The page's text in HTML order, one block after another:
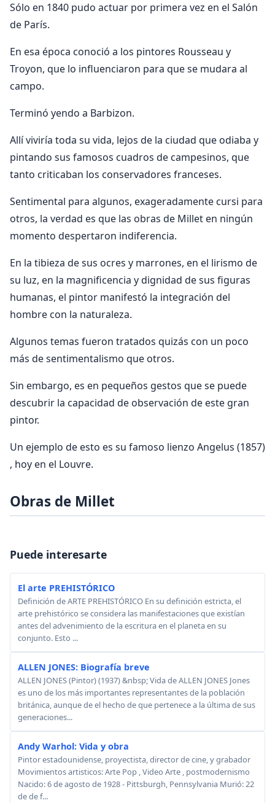
Sólo en 1840 pudo actuar por primera vez en el Salón
de París.
En esa época conoció a los pintores Rousseau y
Troyon, que lo influenciaron para que se mudara al
campo.
Terminó yendo a Barbizon.
Allí viviría toda su vida, lejos de la ciudad que odiaba y
pintando sus famosos cuadros de campesinos, que
tanto criticaban los conservadores franceses.
Sentimental para algunos, exageradamente cursi para
otros, la verdad es que las obras de Millet en ningún
momento despertaron indiferencia.
En la tibieza de sus ocres y marrones, en el lirismo de
su luz, en la magnificencia y dignidad de sus figuras
humanas, el pintor manifestó la integración del
hombre con la naturaleza.
Algunos temas fueron tratados quizás con un poco
más de sentimentalismo que otros.
Sin embargo, es en pequeños gestos que se puede
descubrir la capacidad de observación de este gran
pintor.
Un ejemplo de esto es su famoso lienzo Angelus (1857)
, hoy en el Louvre.
Obras de Millet
Puede interesarte
El arte PREHISTÓRICO
Definición de ARTE PREHISTÓRICO En su definición estricta, el
arte prehistórico se considera las manifestaciones que existían
antes del advenimiento de la escritura en el planeta en su
conjunto. Esto ...
ALLEN JONES: Biografía breve
ALLEN JONES (Pintor) (1937) &nbsp; Vida de ALLEN JONES Jones
es uno de los más importantes representantes de la población
británica, aunque de el hecho de que pertenece a la última de sus
generaciones...
Andy Warhol: Vida y obra
Pintor estadounidense, proyectista, director de cine, y grabador
Movimientos artisticos: Arte Pop , Video Arte , postmodernismo
Nacido: 6 de agosto de 1928 - Pittsburgh, Pennsylvania Murió: 22
de de f...